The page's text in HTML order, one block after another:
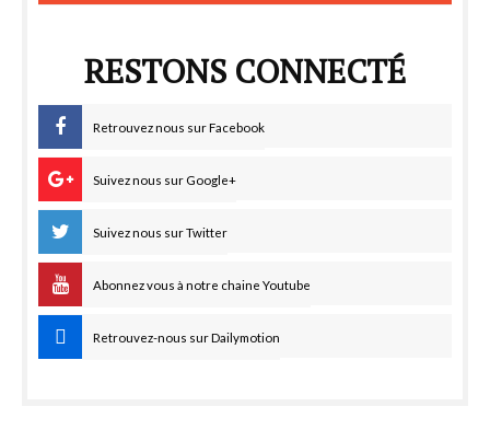
RESTONS CONNECTÉ
Retrouvez nous sur Facebook
Suivez nous sur Google+
Suivez nous sur Twitter
Abonnez vous à notre chaine Youtube
Retrouvez-nous sur Dailymotion